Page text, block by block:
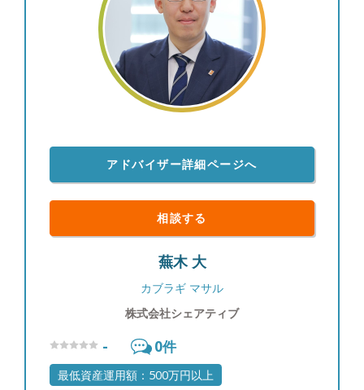
は、お客様の資産運用をサポートするこの仕事は、
紛れもなくサービス業だと考えるようになりまし
た。命の次に大切な資産をどのように育て、守り、
そして未来へ引き継いでいくか、という問いに対し
て真摯に応えていかなければならない仕事であり、
お客様の想いを受けてお客様と長きに渡り共に歩ん
関係、それはお客様のお考え・ご意向からサービス
への期待に至るまでをしっかり把握した上で、どれ
だけお客様と心を通わせてお話しできるかの積み重
ねに懸かっています。 そして私はこの信念を形に
する会社を立ち上げました。 代表取締役 山口 聰
アドバイザー詳細ページへ
相談する
蕪木 大
カブラギ マサル
株式会社シェアティブ
- 0件
最低資産運用額：500万円以上